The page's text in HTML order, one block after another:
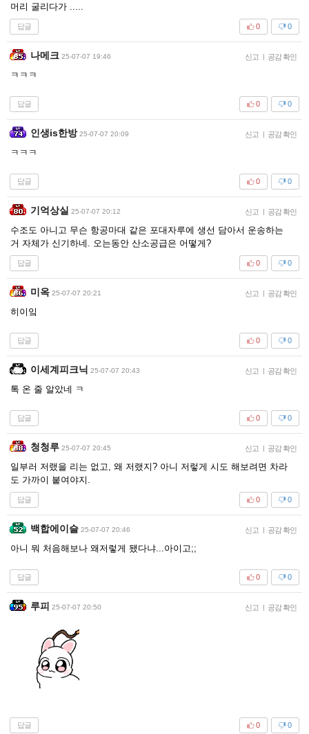
머리 굴리다가 .....
답글 0
0
나메크 25-07-07 19:46 신고 | 공감 확인
ㅋㅋㅋ
답글 0
0
인생is한방 25-07-07 20:09 신고 | 공감 확인
ㅋㅋㅋ
답글 0
0
기억상실 25-07-07 20:12 신고 | 공감 확인
수조도 아니고 무슨 항공마대 같은 포대자루에 생선 담아서 운송하는
거 자체가 신기하네. 오는동안 산소공급은 어떻게?
답글 0
0
미옥 25-07-07 20:21 신고 | 공감 확인
히이잌
답글 0
0
이세계피크닉 25-07-07 20:43 신고 | 공감 확인
톡 온 줄 알았네 ㅋ
답글 0
0
청청루 25-07-07 20:45 신고 | 공감 확인
일부러 저랬을 리는 없고, 왜 저랬지? 아니 저렇게 시도 해보려면 차라
도 가까이 붙여야지.
답글 0
0
백합에이슬 25-07-07 20:46 신고 | 공감 확인
아니 뭐 처음해보나 왜저렇게 됐다냐...아이고;;
답글 0
0
루피 25-07-07 20:50 신고 | 공감 확인
답글 0
0